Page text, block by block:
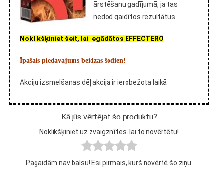
ārstēšanu gadījumā, ja tas
nedod gaidītos rezultātus.
Noklikšķiniet šeit, lai iegādātos EFFECTERO
Īpašais piedāvājums beidzas šodien!
Akciju izsmelšanas dēļ akcija ir ierobežota laikā
Kā jūs vērtējat šo produktu?
Noklikšķiniet uz zvaigznītes, lai to novērtētu!
Pagaidām nav balsu! Esi pirmais, kurš novērtē šo ziņu.